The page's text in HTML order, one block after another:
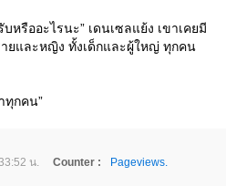
หรืออะไรนะ” เดนเซลแย้ง เขาเคยมี
ยและหญิง ทั้งเด็กและผู้ใหญ่ ทุกคน
ทุกคน”
น. Counter :
Pageviews.